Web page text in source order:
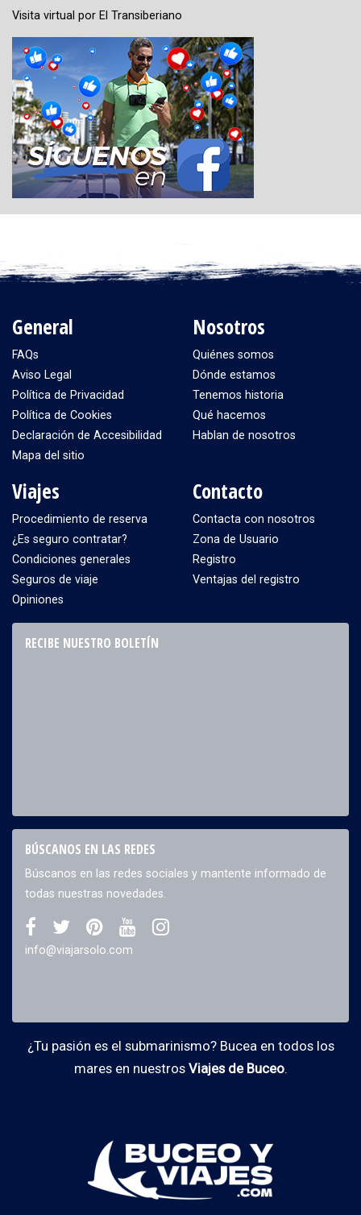
Visita virtual por El Transiberiano
General
FAQs
Aviso Legal
Política de Privacidad
Política de Cookies
Declaración de Accesibilidad
Mapa del sitio
Nosotros
Quiénes somos
Dónde estamos
Tenemos historia
Qué hacemos
Hablan de nosotros
Viajes
Procedimiento de reserva
¿Es seguro contratar?
Condiciones generales
Seguros de viaje
Opiniones
Contacto
Contacta con nosotros
Zona de Usuario
Registro
Ventajas del registro
RECIBE NUESTRO BOLETÍN
BÚSCANOS EN LAS REDES
Búscanos en las redes sociales y mantente informado de
todas nuestras novedades.
info@viajarsolo.com
¿Tu pasión es el submarinismo? Bucea en todos los
mares en nuestros Viajes de Buceo.